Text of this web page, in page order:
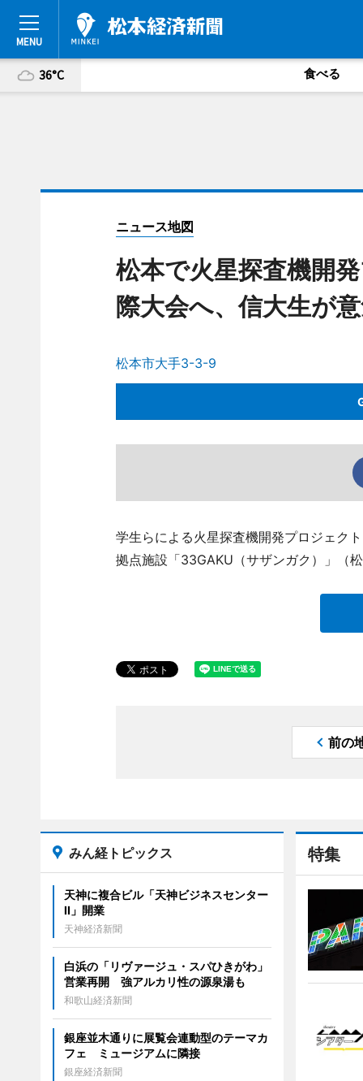
36°C 食べる
ニュース地図
松本で火星探査機開
際大会へ、信大生が
松本市大手3-3-9
学生らによる火星探査機開発プロジェク
拠点施設「33GAKU（サザンガク）」（
前の
特集
みん経トピックス
天神に複合ビル「天神ビジネスセンター
II」開業
天神経済新聞
白浜の「リヴァージュ・スパひきがわ」
営業再開 強アルカリ性の源泉湯も
和歌山経済新聞
銀座並木通りに展覧会連動型のテーマカ
フェ ミュージアムに隣接
銀座経済新聞